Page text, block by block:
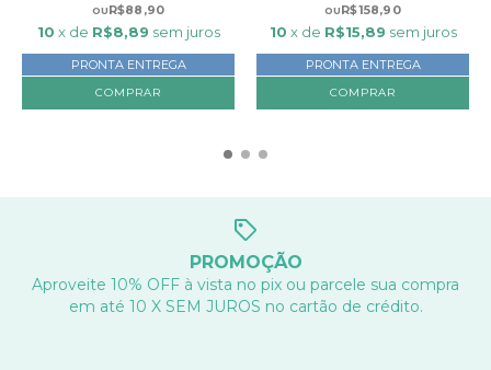
R$88,90
10 x de R$8,89 sem juros
PRONTA ENTREGA
R$158,90
10 x de R$15,89 sem juros
PRONTA ENTREGA
COMPRAR
PROMOÇÃO
Aproveite 10% OFF à vista no pix ou parcele sua compra
em até 10 X SEM JUROS no cartão de crédito.